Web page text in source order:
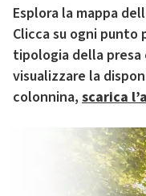
Esplora la mappa
Clicca su ogni punto
tipologia della presa
visualizzare la
colonnina, scarica